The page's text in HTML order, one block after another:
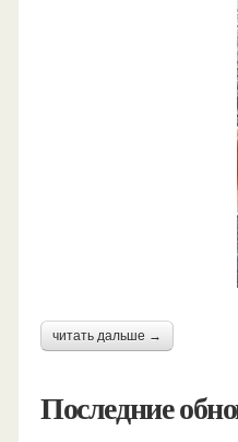
читать дальше →
Последние